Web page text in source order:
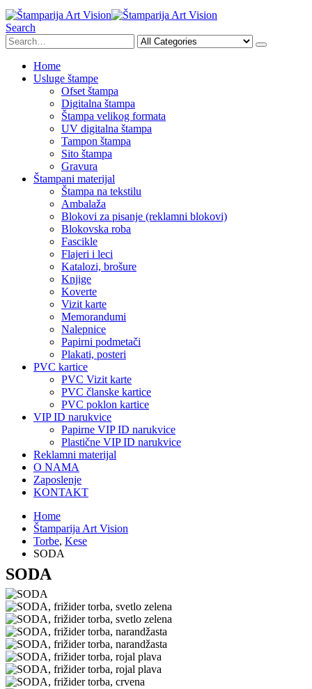
Search
Home
Usluge štampe
Ofset štampa
Digitalna štampa
Štampa velikog formata
UV digitalna štampa
Tampon štampa
Sito štampa
Gravura
Štampani materijal
Štampa na tekstilu
Ambalaža
Blokovi za pisanje (reklamni blokovi)
Blokovska roba
Fascikle
Flajeri i leci
Katalozi, brošure
Knjige
Koverte
Vizit karte
Memorandumi
Nalepnice
Papirni podmetači
Plakati, posteri
PVC kartice
PVC Vizit karte
PVC članske kartice
PVC poklon kartice
VIP ID narukvice
Papirne VIP ID narukvice
Plastične VIP ID narukvice
Reklamni materijal
O NAMA
Zaposlenje
KONTAKT
Home
Štamparija Art Vision
Torbe, Kese
SODA
SODA